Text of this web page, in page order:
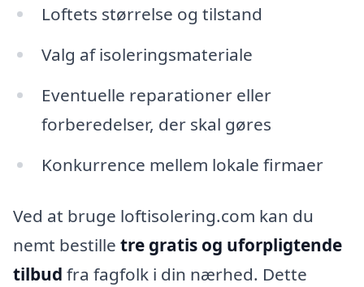
Loftets størrelse og tilstand
Valg af isoleringsmateriale
Eventuelle reparationer eller
forberedelser, der skal gøres
Konkurrence mellem lokale firmaer
Ved at bruge loftisolering.com kan du
nemt bestille tre gratis og uforpligtende
tilbud fra fagfolk i din nærhed. Dette